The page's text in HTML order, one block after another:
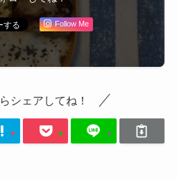
Follow Me
シェアしてね！